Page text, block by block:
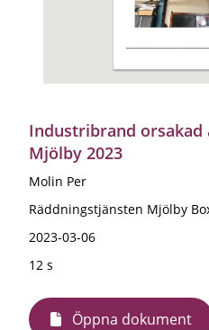
Industribrand orsakad
Mjölby 2023
Molin Per
Räddningstjänsten Mjölby
2023-03-06
12 s
Öppna dokument